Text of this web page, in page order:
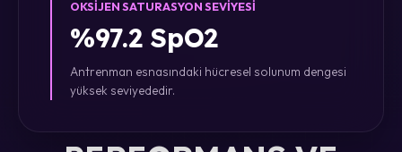
OKSIJEN SATURASYON SEVIYESI
%97.2 SpO2
Antrenman esnasındaki hücresel solunum dengesi
yüksek seviyededir.